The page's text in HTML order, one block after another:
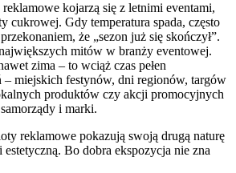
kojarzą się z letnimi eventami,
cukrowej. Gdy temperatura spada, często
że „sezon już się skończył”.
mitów w branży eventowej.
zima – to wciąż czas pełen
miejskich festynów, dni regionów, targów
produktów czy akcji promocyjnych
i marki.
reklamowe pokazują swoją drugą naturę
Bo dobra ekspozycja nie zna